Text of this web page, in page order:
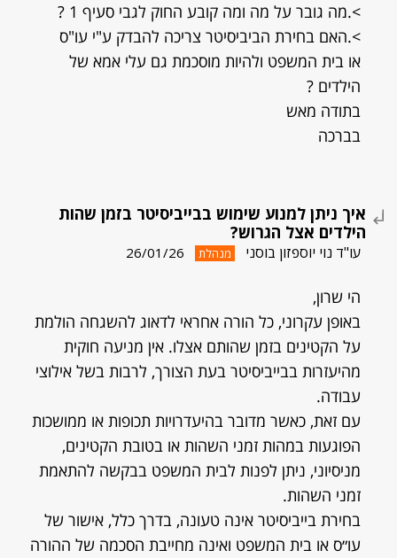
>.מה גובר על מה ומה קובע החוק לגבי סעיף 1 ?
>.האם בחירת הביביסיטר צריכה להבדק ע"י עו"ס
או בית המשפט ולהיות מוסכמת גם עלי אמא של
הילדים ?
בתודה מאש
בברכה
איך ניתן למנוע שימוש בבייביסיטר בזמן שהות
הילדים אצל הגרוש?
עו"ד נוי יוספזון בוסני מנהלת 26/01/26
הי שרון,
באופן עקרוני, כל הורה אחראי לדאוג להשגחה הולמת
על הקטינים בזמן שהותם אצלו. אין מניעה חוקית
מהיעזרות בבייביסיטר בעת הצורך, לרבות בשל אילוצי
עבודה.
עם זאת, כאשר מדובר בהיעדרויות תכופות או ממושכות
הפוגעות במהות זמני השהות או בטובת הקטינים,
מניסיוני, ניתן לפנות לבית המשפט בבקשה להתאמת
זמני השהות.
בחירת בייביסיטר אינה טעונה, בדרך כלל, אישור של
עו״ס או בית המשפט ואינה מחייבת הסכמה של ההורה